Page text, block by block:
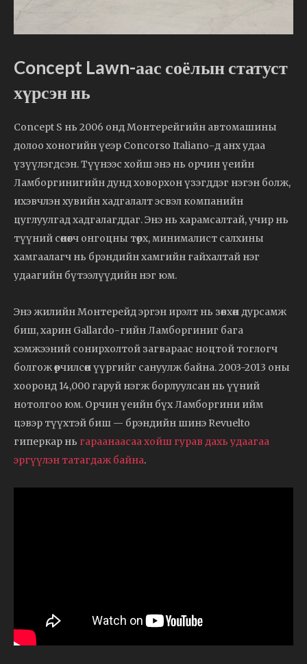
Concept Lawn-аас соёлын статуст
хүрсэн нь
Concept S нь 2006 онд Монтерейгийн автомашины
долоо хоногийн үеэр Concorso Italiano-д анх удаа
үзүүлэгдсэн. Түүнээс хойш энэ нь орчин үеийн
Ламборгинигийн дунд ховорхон үзэгддэг нэгэн болж,
ихэвчлэн хувийн хадгалалт эсвэл компанийн
цуглуулгад хадгалагддаг. Энэ нь харамсалтай, учир нь
түүний сөнөөгч онгоцны төрх, минималист салхины
хамгаалагч нь брэндийн хамгийн гайхалтай нэг
удаагийн бүтээлүүдийн нэг юм.
Энэ жилийн Монтерейд эргэн ирэлт нь зөвхөн дурсамж
биш, харин Gallardo-гийн Ламборгиниг бага
хэмжээний сонирхолтой загвараас ноцтой тоглогч
болгож өөрчилсөн үүргийг сануулж байна. 2003-2013 оны
хооронд 14,000 гаруй нэгж борлуулсан нь үүний
нотолгоо юм. Орчин үеийн бүх Ламборгини ийм
цэвэр түүхтэй биш — брэндийн шинэ Revuelto
гиперкар нь гараанаасаа хойш гурав дахь удаагаа
эргүүлэн татагдаж байна.